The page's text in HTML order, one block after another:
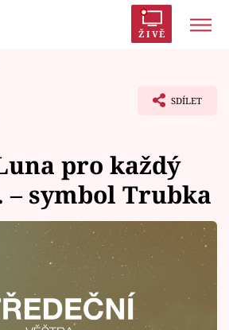
ŽIVĚ
SDÍLET
pro každý
– symbol Trubka